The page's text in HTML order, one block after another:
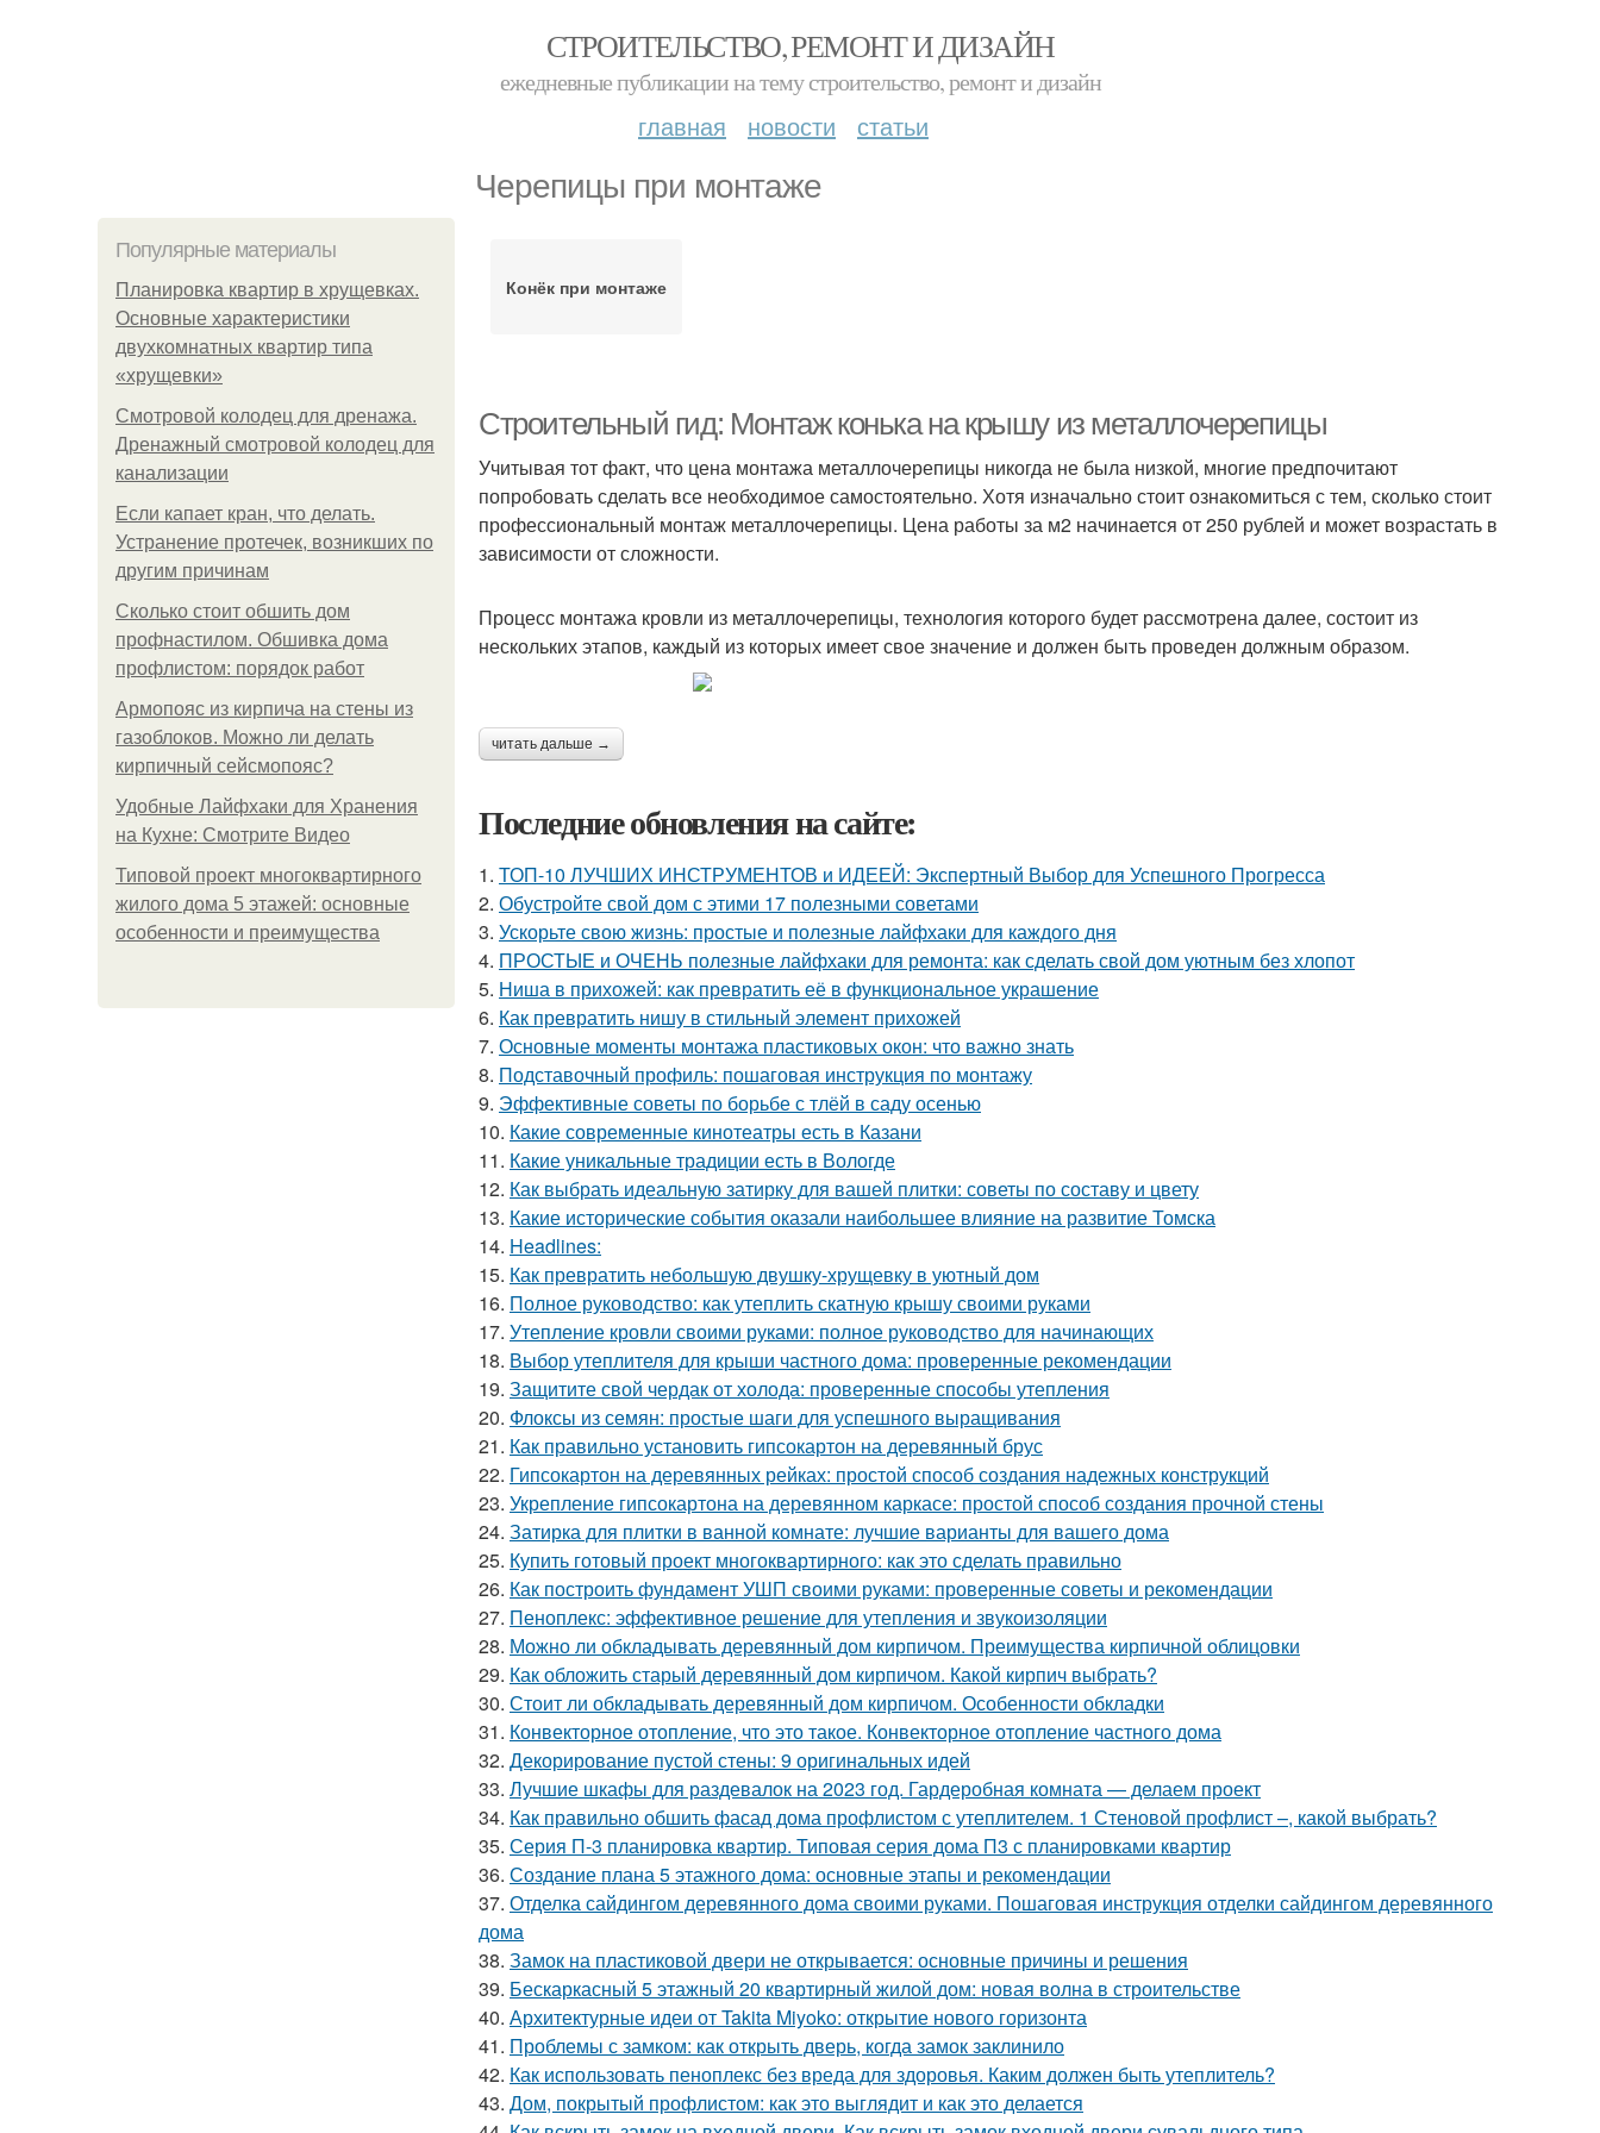
СТРОИТЕЛЬСТВО, РЕМОНТ И ДИЗАЙН
ежедневные публикации на тему строительство, ремонт и дизайн
главная новости статьи
Черепицы при монтаже
Популярные материалы
Планировка квартир в хрущевках.
Основные характеристики
двухкомнатных квартир типа
«хрущевки»
Смотровой колодец для дренажа.
Дренажный смотровой колодец для
канализации
Если капает кран, что делать.
Устранение протечек, возникших по
другим причинам
Сколько стоит обшить дом
профнастилом. Обшивка дома
профлистом: порядок работ
Армопояс из кирпича на стены из
газоблоков. Можно ли делать
кирпичный сейсмопояс?
Удобные Лайфхаки для Хранения
на Кухне: Смотрите Видео
Типовой проект многоквартирного
жилого дома 5 этажей: основные
особенности и преимущества
Конёк при монтаже
Строительный гид: Монтаж конька на крышу из металлочерепицы
Учитывая тот факт, что цена монтажа металлочерепицы никогда не была низкой, многие предпочитают
попробовать сделать все необходимое самостоятельно. Хотя изначально стоит ознакомиться с тем, сколько стоит
профессиональный монтаж металлочерепицы. Цена работы за м2 начинается от 250 рублей и может возрастать в
зависимости от сложности.
Процесс монтажа кровли из металлочерепицы, технология которого будет рассмотрена далее, состоит из
нескольких этапов, каждый из которых имеет свое значение и должен быть проведен должным образом.
читать дальше →
Последние обновления на сайте:
1. ТОП-10 ЛУЧШИХ ИНСТРУМЕНТОВ и ИДЕЕЙ: Экспертный Выбор для Успешного Прогресса
2. Обустройте свой дом с этими 17 полезными советами
3. Ускорьте свою жизнь: простые и полезные лайфхаки для каждого дня
4. ПРОСТЫЕ и ОЧЕНЬ полезные лайфхаки для ремонта: как сделать свой дом уютным без хлопот
5. Ниша в прихожей: как превратить её в функциональное украшение
6. Как превратить нишу в стильный элемент прихожей
7. Основные моменты монтажа пластиковых окон: что важно знать
8. Подставочный профиль: пошаговая инструкция по монтажу
9. Эффективные советы по борьбе с тлёй в саду осенью
10. Какие современные кинотеатры есть в Казани
11. Какие уникальные традиции есть в Вологде
12. Как выбрать идеальную затирку для вашей плитки: советы по составу и цвету
13. Какие исторические события оказали наибольшее влияние на развитие Томска
14. Headlines:
15. Как превратить небольшую двушку-хрущевку в уютный дом
16. Полное руководство: как утеплить скатную крышу своими руками
17. Утепление кровли своими руками: полное руководство для начинающих
18. Выбор утеплителя для крыши частного дома: проверенные рекомендации
19. Защитите свой чердак от холода: проверенные способы утепления
20. Флоксы из семян: простые шаги для успешного выращивания
21. Как правильно установить гипсокартон на деревянный брус
22. Гипсокартон на деревянных рейках: простой способ создания надежных конструкций
23. Укрепление гипсокартона на деревянном каркасе: простой способ создания прочной стены
24. Затирка для плитки в ванной комнате: лучшие варианты для вашего дома
25. Купить готовый проект многоквартирного: как это сделать правильно
26. Как построить фундамент УШП своими руками: проверенные советы и рекомендации
27. Пеноплекс: эффективное решение для утепления и звукоизоляции
28. Можно ли обкладывать деревянный дом кирпичом. Преимущества кирпичной облицовки
29. Как обложить старый деревянный дом кирпичом. Какой кирпич выбрать?
30. Стоит ли обкладывать деревянный дом кирпичом. Особенности обкладки
31. Конвекторное отопление, что это такое. Конвекторное отопление частного дома
32. Декорирование пустой стены: 9 оригинальных идей
33. Лучшие шкафы для раздевалок на 2023 год. Гардеробная комната — делаем проект
34. Как правильно обшить фасад дома профлистом с утеплителем. 1 Стеновой профлист –, какой выбрать?
35. Серия П-3 планировка квартир. Типовая серия дома П3 с планировками квартир
36. Создание плана 5 этажного дома: основные этапы и рекомендации
37. Отделка сайдингом деревянного дома своими руками. Пошаговая инструкция отделки сайдингом деревянного
дома
38. Замок на пластиковой двери не открывается: основные причины и решения
39. Бескаркасный 5 этажный 20 квартирный жилой дом: новая волна в строительстве
40. Архитектурные идеи от Takita Miyoko: открытие нового горизонта
41. Проблемы с замком: как открыть дверь, когда замок заклинило
42. Как использовать пеноплекс без вреда для здоровья. Каким должен быть утеплитель?
43. Дом, покрытый профлистом: как это выглядит и как это делается